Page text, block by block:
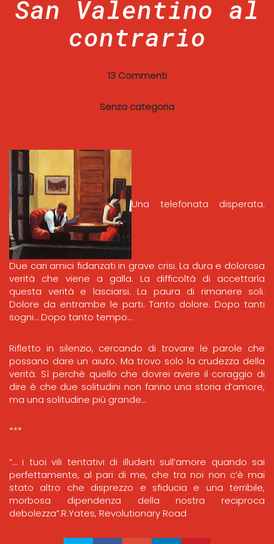
San Valentino al
contrario
13 Commenti
Senza categoria
Una telefonata disperata.
Due cari amici fidanzati in grave crisi. La dura e dolorosa
verità che viene a galla. La difficoltà di accettarla
questa verità e lasciarsi. La paura di rimanere soli.
Dolore da entrambe le parti. Tanto dolore. Dopo tanti
sogni… Dopo tanto tempo…
Rifletto in silenzio, cercando di trovare le parole che
possano dare un aiuto. Ma trovo solo la crudezza della
verità. Sì perché quello che dovrei avere il coraggio di
dire è che due solitudini non fanno una storia d’amore,
ma una solitudine più grande…
***
“… i tuoi vili tentativi di illuderti sull’amore quando sai
perfettamente, al pari di me, che tra noi non c’è mai
stato altro che disprezzo e sfiducia e una terribile,
morbosa dipendenza della nostra reciproca
debolezza”.R.Yates, Revolutionary Road